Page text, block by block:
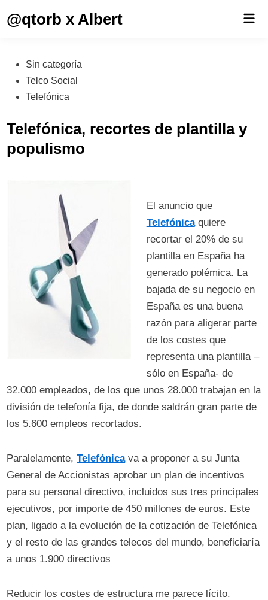
@qtorb x Albert
Publicado
en
Sin categoría
Telco Social
Telefónica
Telefónica, recortes de plantilla y
populismo
El anuncio que
Telefónicaquiere
recortar el 20% de su
plantilla en España ha
generado polémica. La
bajada de su negocio en
España es una buena
razón para aligerar parte
de los costes que
representa una plantilla –
sólo en España- de
32.000 empleados, de los que unos 28.000 trabajan en la
división de telefonía fija, de donde saldrán gran parte de
los 5.600 empleos recortados.
Paralelamente,Telefónicava a proponer a su Junta
General de Accionistas aprobar un plan de incentivos
para su personal directivo, incluidos sus tres principales
ejecutivos, por importe de 450 millones de euros. Este
plan, ligado a la evolución de la cotización de Telefónica
y el resto de las grandes telecos del mundo, beneficiaría
a unos 1.900 directivos
Reducir los costes de estructura me parece lícito.